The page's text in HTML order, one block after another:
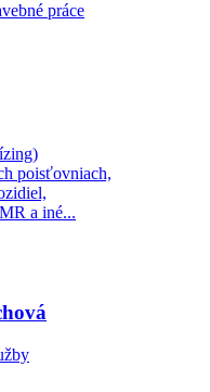
práce
poisťovniach,
a iné...